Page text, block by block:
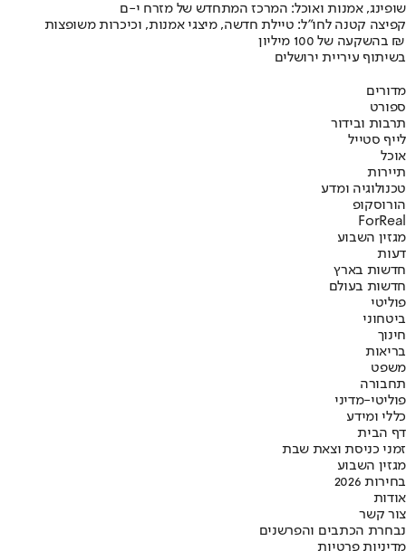
שופינג, אמנות ואוכל: המרכז המתחדש של מזרח י-ם
קפיצה קטנה לחו"ל: טיילת חדשה, מיצגי אמנות, וכיכרות משופצות
בהשקעה של 100 מיליון ₪
בשיתוף עיריית ירושלים
מדורים
ספורט
תרבות ובידור
לייף סטייל
אוכל
תיירות
טכנולוגיה ומדע
הורוסקופ
ForReal
מגזין השבוע
דעות
חדשות בארץ
חדשות בעולם
פוליטי
ביטחוני
חינוך
בריאות
משפט
תחבורה
פוליטי-מדיני
כללי ומידע
דף הבית
זמני כניסת וצאת שבת
מגזין השבוע
בחירות 2026
אודות
צור קשר
נבחרת הכתבים והפרשנים
מדיניות פרטיות